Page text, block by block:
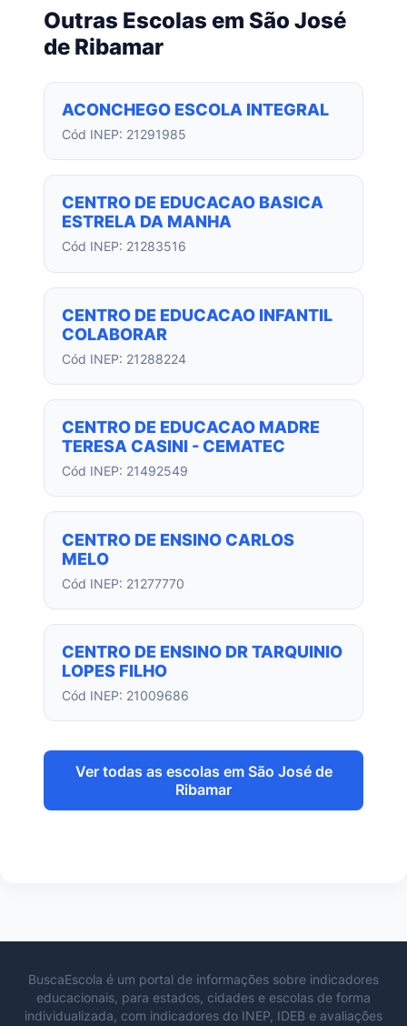
Outras Escolas em São José
de Ribamar
ACONCHEGO ESCOLA INTEGRAL
Cód INEP: 21291985
CENTRO DE EDUCACAO BASICA
ESTRELA DA MANHA
Cód INEP: 21283516
CENTRO DE EDUCACAO INFANTIL
COLABORAR
Cód INEP: 21288224
CENTRO DE EDUCACAO MADRE
TERESA CASINI - CEMATEC
Cód INEP: 21492549
CENTRO DE ENSINO CARLOS
MELO
Cód INEP: 21277770
CENTRO DE ENSINO DR TARQUINIO
LOPES FILHO
Cód INEP: 21009686
Ver todas as escolas em São José de
Ribamar
BuscaEscola é um portal de informações sobre indicadores
educacionais, para estados, cidades e escolas de forma
individualizada, com indicadores do INEP, IDEB e avaliações